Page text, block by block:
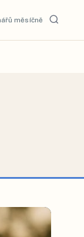
měsíčně